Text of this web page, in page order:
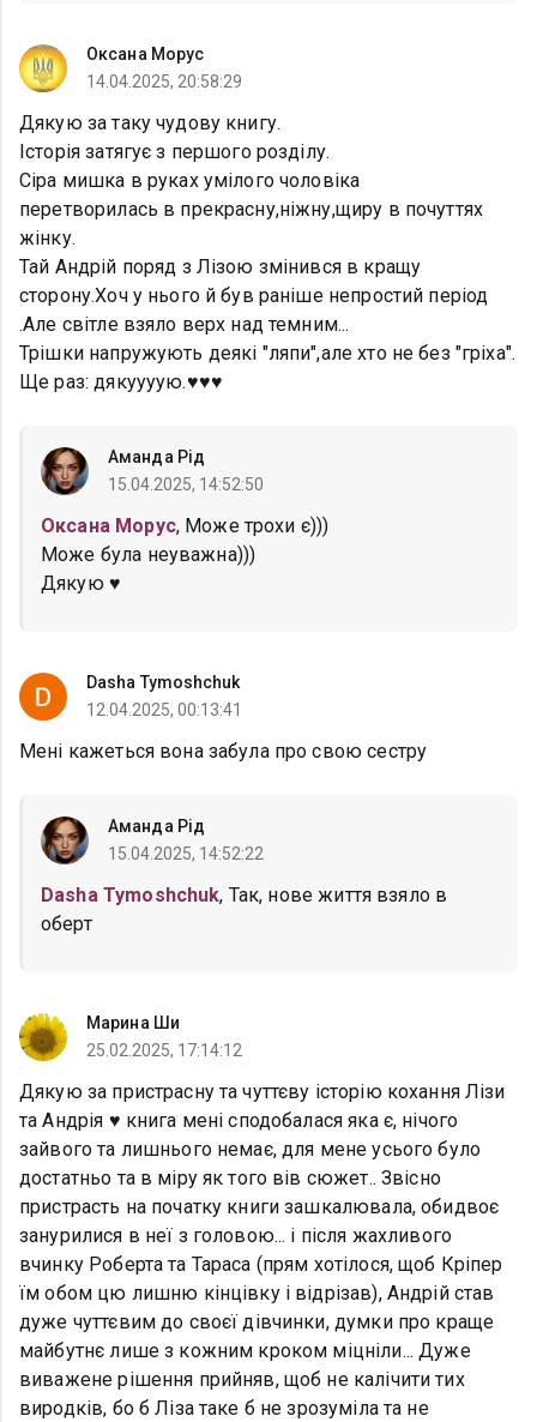
Оксана Морус
14.04.2025, 20:58:29
Дякую за таку чудову книгу.
Історія затягує з першого розділу.
Сіра мишка в руках умілого чоловіка
перетворилась в прекрасну,ніжну,щиру в почуттях
жінку.
Тай Андрій поряд з Лізою змінився в кращу
сторону.Хоч у нього й був раніше непростий період
.Але світле взяло верх над темним...
Трішки напружують деякі "ляпи",але хто не без "гріха".
Ще раз: дякуууую.♥️♥️♥️
Аманда Рід
15.04.2025, 14:52:50
Оксана Морус, Може трохи є)))
Може була неуважна)))
Дякую ♥️
Dasha Tymoshchuk
12.04.2025, 00:13:41
Мені кажеться вона забула про свою сестру
Аманда Рід
15.04.2025, 14:52:22
Dasha Tymoshchuk, Так, нове життя взяло в
оберт
Марина Ши
25.02.2025, 17:14:12
Дякую за пристрасну та чуттєву історію кохання Лізи
та Андрія ♥️ книга мені сподобалася яка є, нічого
зайвого та лишнього немає, для мене усього було
достатньо та в міру як того вів сюжет.. Звісно
пристрасть на початку книги зашкалювала, обидвоє
занурилися в неї з головою... і після жахливого
вчинку Роберта та Тараса (прям хотілося, щоб Кріпер
їм обом цю лишню кінцівку і відрізав), Андрій став
дуже чуттєвим до своєї дівчинки, думки про краще
майбутнє лише з кожним кроком міцніли... Дуже
виважене рішення прийняв, щоб не калічити тих
виродків, бо б Ліза таке б не зрозуміла та не